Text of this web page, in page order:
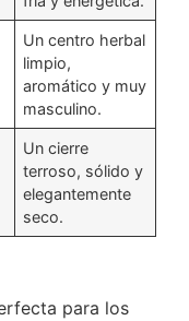
Un centro herbal
limpio,
aromático y muy
masculino.
Un cierre
terroso, sólido y
elegantemente
seco.
para los